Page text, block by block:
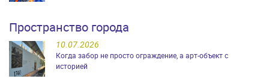
Пространство города
10.07.2026
Когда забор не просто ограждение, а арт-объект с
историей